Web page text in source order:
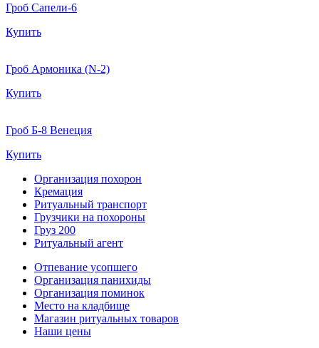
Гроб Сапели-6
Купить
Гроб Армоника (N-2)
Купить
Гроб Б-8 Венеция
Купить
Организация похорон
Кремация
Ритуальный транспорт
Грузчики на похороны
Груз 200
Ритуальный агент
Отпевание усопшего
Организация панихиды
Организация поминок
Место на кладбище
Магазин ритуальных товаров
Наши цены